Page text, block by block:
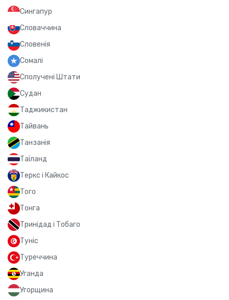
Сингапур
Словаччина
Словенія
Сомалі
Сполучені Штати
Судан
Таджикистан
Тайвань
Танзанія
Таїланд
Теркс і Кайкос
Того
Тонга
Тринідад і Тобаго
Туніс
Туреччина
Уганда
Угорщина